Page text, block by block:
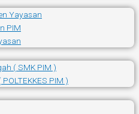
Yayasan
PIM
( SMK PIM )
PIM )